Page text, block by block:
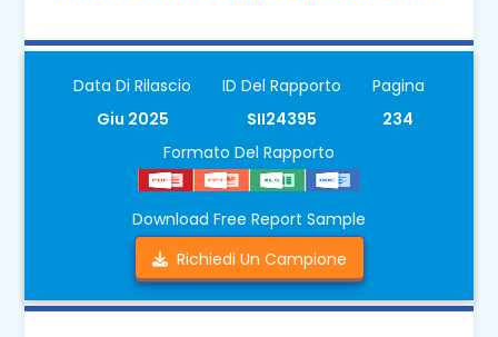
Data Di Rilascio
Giu 2025
ID Del Rapporto
SII24395
Pagina
234
Formato Del Rapporto
Download Free Report Sample
Richiedi Un Campione